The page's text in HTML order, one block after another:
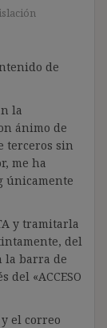
de
la
ánimo de
terceros sin
me ha
únicamente
y tramitarla
del
la barra de
«ACCESO
el correo